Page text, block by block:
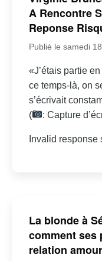
A Rencontre
Reponse
Publié le samedi
«J’étais partie
ce temps-là, on
s’écrivait
(
: Capture
Invalid response
La blonde à
comment ses
relation